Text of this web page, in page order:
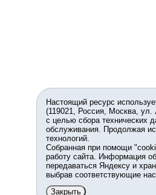
Настоящий ресурс
(119021, Россия, Москва,
с целью сбора технических
обслуживания. Продолжая
технологий.
Собранная при помощи
работу сайта. Информация
передаваться Яндексу и
выбрав соответствующие
Закрыть